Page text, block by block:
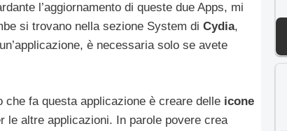
l’aggiornamento di queste due Apps, mi
si trovano nella sezione System di Cydia,
è necessaria solo se avete
che fa questa applicazione è creare delle icone
le altre applicazioni. In parole povere crea